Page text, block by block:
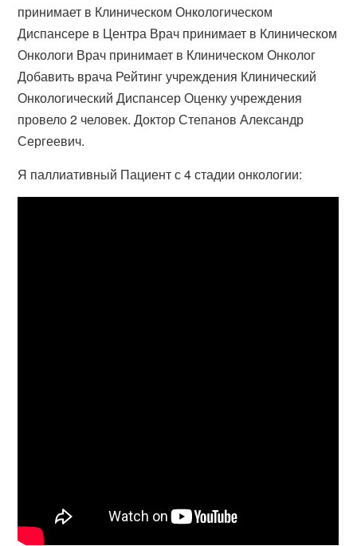
принимает в Клиническом Онкологическом
Диспансере в Центра Врач принимает в Клиническом
Онкологи Врач принимает в Клиническом Онколог
Добавить врача Рейтинг учреждения Клинический
Онкологический Диспансер Оценку учреждения
провело 2 человек. Доктор Степанов Александр
Сергеевич.
Я паллиативный Пациент с 4 стадии онкологии: